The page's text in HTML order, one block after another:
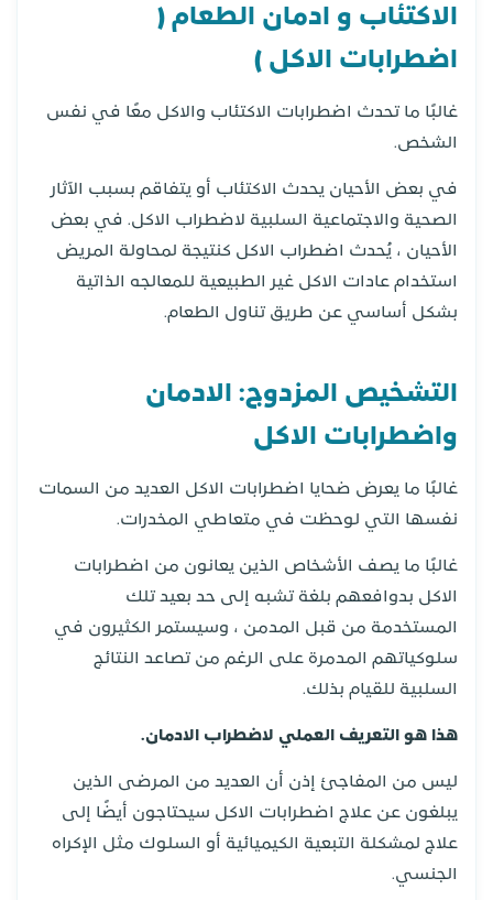
الاكتئاب و ادمان الطعام (
اضطرابات الاكل )
غالبًا ما تحدث اضطرابات الاكتئاب والاكل معًا في نفس
الشخص.
في بعض الأحيان يحدث الاكتئاب أو يتفاقم بسبب الآثار
الصحية والاجتماعية السلبية لاضطراب الاكل. في بعض
الأحيان ، يُحدث اضطراب الاكل كنتيجة لمحاولة المريض
استخدام عادات الاكل غير الطبيعية للمعالجه الذاتية
بشكل أساسي عن طريق تناول الطعام.
التشخيص المزدوج: الادمان
واضطرابات الاكل
غالبًا ما يعرض ضحايا اضطرابات الاكل العديد من السمات
نفسها التي لوحظت في متعاطي المخدرات.
غالبًا ما يصف الأشخاص الذين يعانون من اضطرابات
الاكل بدوافعهم بلغة تشبه إلى حد بعيد تلك
المستخدمة من قبل المدمن ، وسيستمر الكثيرون في
سلوكياتهم المدمرة على الرغم من تصاعد النتائج
السلبية للقيام بذلك.
هذا هو التعريف العملي لاضطراب الادمان.
ليس من المفاجئ إذن أن العديد من المرضى الذين
يبلغون عن علاج اضطرابات الاكل سيحتاجون أيضًا إلى
علاج لمشكلة التبعية الكيميائية أو السلوك مثل الإكراه
الجنسي.